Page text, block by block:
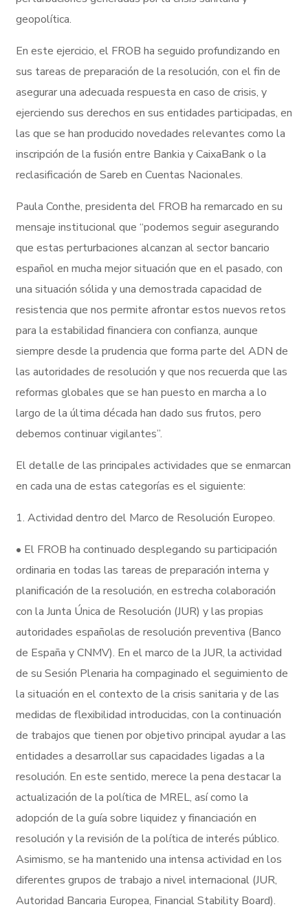
geopolítica.
En este ejercicio, el FROB ha seguido profundizando en
sus tareas de preparación de la resolución, con el fin de
asegurar una adecuada respuesta en caso de crisis, y
ejerciendo sus derechos en sus entidades participadas, en
las que se han producido novedades relevantes como la
inscripción de la fusión entre Bankia y CaixaBank o la
reclasificación de Sareb en Cuentas Nacionales.
Paula Conthe, presidenta del FROB ha remarcado en su
mensaje institucional que “podemos seguir asegurando
que estas perturbaciones alcanzan al sector bancario
español en mucha mejor situación que en el pasado, con
una situación sólida y una demostrada capacidad de
resistencia que nos permite afrontar estos nuevos retos
para la estabilidad financiera con confianza, aunque
siempre desde la prudencia que forma parte del ADN de
las autoridades de resolución y que nos recuerda que las
reformas globales que se han puesto en marcha a lo
largo de la última década han dado sus frutos, pero
debemos continuar vigilantes”.
El detalle de las principales actividades que se enmarcan
en cada una de estas categorías es el siguiente:
1. Actividad dentro del Marco de Resolución Europeo.
• El FROB ha continuado desplegando su participación
ordinaria en todas las tareas de preparación interna y
planificación de la resolución, en estrecha colaboración
con la Junta Única de Resolución (JUR) y las propias
autoridades españolas de resolución preventiva (Banco
de España y CNMV). En el marco de la JUR, la actividad
de su Sesión Plenaria ha compaginado el seguimiento de
la situación en el contexto de la crisis sanitaria y de las
medidas de flexibilidad introducidas, con la continuación
de trabajos que tienen por objetivo principal ayudar a las
entidades a desarrollar sus capacidades ligadas a la
resolución. En este sentido, merece la pena destacar la
actualización de la política de MREL, así como la
adopción de la guía sobre liquidez y financiación en
resolución y la revisión de la política de interés público.
Asimismo, se ha mantenido una intensa actividad en los
diferentes grupos de trabajo a nivel internacional (JUR,
Autoridad Bancaria Europea, Financial Stability Board).